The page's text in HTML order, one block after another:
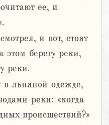
ее, и
и вот, стоят
этом берегу реки,
реки.
в льняной одежде,
реки: «когда
происшествий?»